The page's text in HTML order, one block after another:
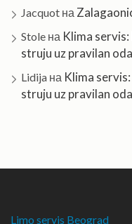
Jacquot на
Stole на Klima
struju uz pravilan
Lidija на Klima
struju uz pravilan
Limo servis Beograd